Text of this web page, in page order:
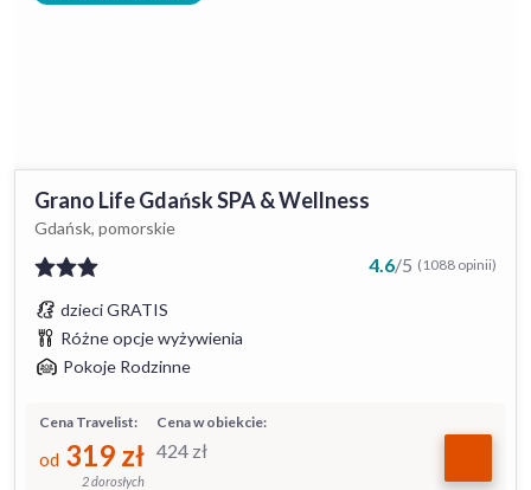
Grano Life Gdańsk SPA & Wellness
Gdańsk, pomorskie
4.6/5 (1088 opinii)
dzieci GRATIS
Różne opcje wyżywienia
Pokoje Rodzinne
Cena w obiekcie:
424 zł
Cena Travelist:
od 319 zł
2 dorosłych